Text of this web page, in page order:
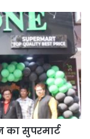
सुपरमार्ट